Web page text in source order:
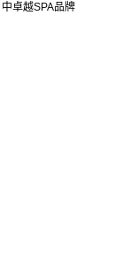
卓越SPA品牌